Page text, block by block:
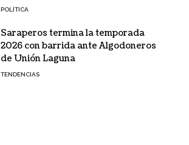
POLÍTICA
Saraperos termina la temporada
2026 con barrida ante Algodoneros
de Unión Laguna
TENDENCIAS